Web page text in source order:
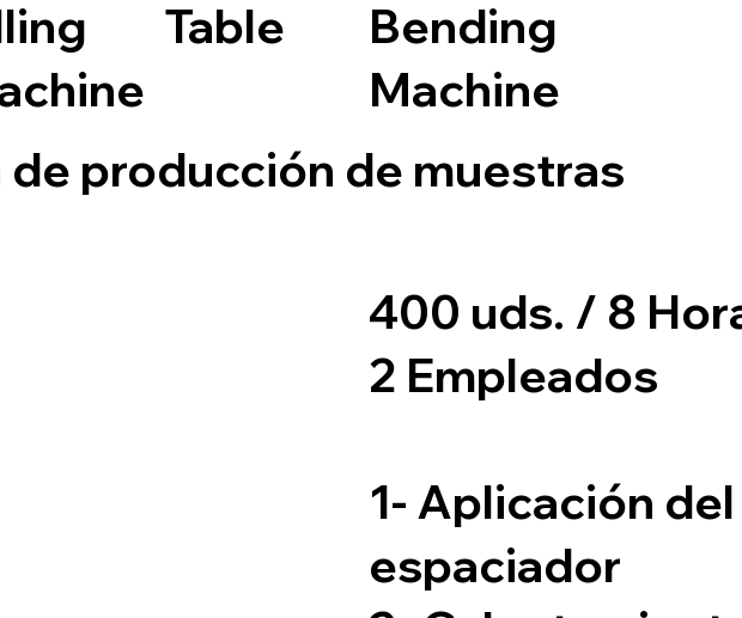
Table
Bending
Machine
de producción de muestras
400 uds. / 8
2 Empleados
1- Aplicación del
espaciador